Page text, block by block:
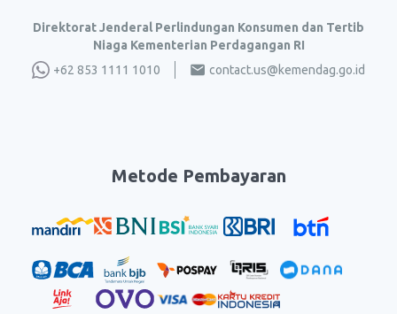
Direktorat Jenderal Perlindungan Konsumen dan Tertib
Niaga Kementerian Perdagangan RI
+62 853 1111 1010
contact.us@kemendag.go.id
Metode Pembayaran